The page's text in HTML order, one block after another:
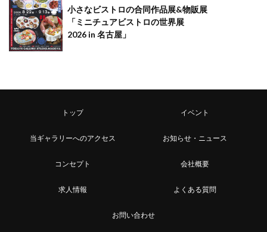
小さなビストロの合同作品展&物販展
「ミニチュアビストロの世界展
2026 in 名古屋」
トップ イベント
当ギャラリーへのアクセス お知らせ・ニュース
コンセプト 会社概要
求人情報 よくある質問
お問い合わせ